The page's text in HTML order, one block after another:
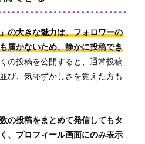
の大きな魅力は、フォロワーの
届かないため、静かに投稿でき
の投稿を公開すると、通常投稿
び、気恥ずかしさを覚えた方も
の投稿をまとめて発信してもタ
、プロフィール画面にのみ表示